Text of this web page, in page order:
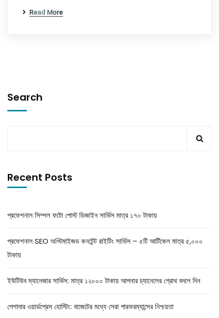
Read More
Search
Recent Posts
প্রফেশনাল সিম্পল ফটো পোস্ট ডিজাইন সার্ভিস মাত্র ১৭০ টাকায়
প্রফেশনাল SEO অপ্টিমাইজড কনটেন্ট রাইটিং সার্ভিস – ৫টি আর্টিকেল মাত্র ৫,০০০
টাকায়
ইউটিউব ম্যানেজার সার্ভিস: মাত্র ১২০০০ টাকায় আপনার চ্যানেলের গ্রোথ বদলে দিন
পেশাদার ওয়ার্ডপ্রেস হোস্টিং: বাজেটের মধ্যে সেরা পারফরম্যান্সের নিশ্চয়তা